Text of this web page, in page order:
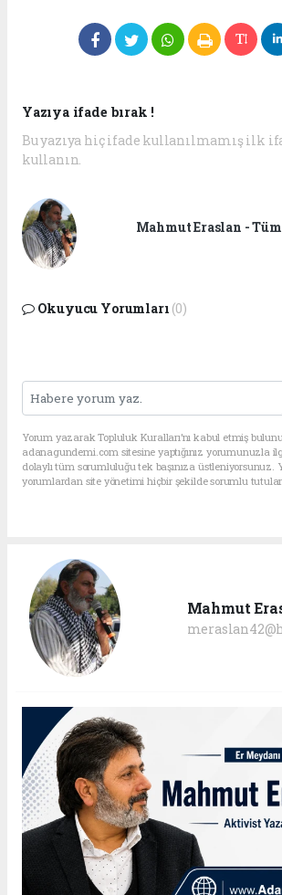
Yazıya ifade bırak !
Bu yazıya hiç ifade kullanılmamış ilk
kullanın.
Mahmut Eraslan -
Okuyucu Yorumları (0)
Yorum yazarak Topluluk Kuralları’nı kabul etmiş
adanagundemi.com sitesine yaptığınız yorumunuzla
dolaylı tüm sorumluluğu tek başınıza üstleniyorsunuz.
yorumlardan site yönetimi hiçbir şekilde sorumlu
Mahmut